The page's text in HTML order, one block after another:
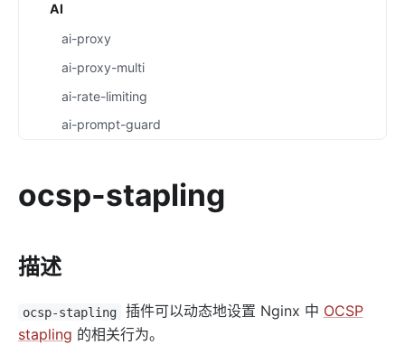
AI
ai-proxy
ai-proxy-multi
ai-rate-limiting
ai-prompt-guard
ai-aliyun-content-moderation
ai-prompt-decorator
General
ocsp-stapling
描述
ocsp-stapling 插件可以动态地设置 Nginx 中 OCSP
stapling 的相关行为。